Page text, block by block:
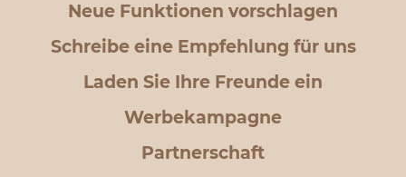
Neue Funktionen vorschlagen
Schreibe eine Empfehlung für uns
Laden Sie Ihre Freunde ein
Werbekampagne
Partnerschaft